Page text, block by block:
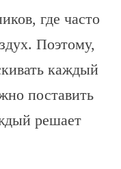
где часто
Поэтому,
каждый
поставить
решает